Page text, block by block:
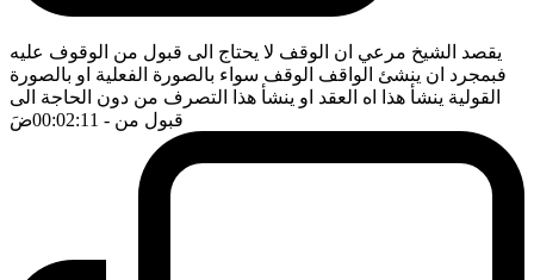
يقصد الشيخ مرعي ان الوقف لا يحتاج الى قبول من الوقوف عليه
فبمجرد ان ينشئ الواقف الوقف سواء بالصورة الفعلية او بالصورة
القولية ينشأ هذا اه العقد او ينشأ هذا التصرف من دون الحاجة الى
قبول من - 00:02:11 ضَ